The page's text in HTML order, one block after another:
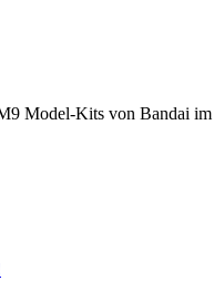
Model-Kits von Bandai